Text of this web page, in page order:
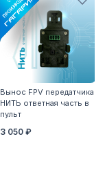
Вынос FPV передатчика
НИТЬ ответная часть в
пульт
3 050 ₽